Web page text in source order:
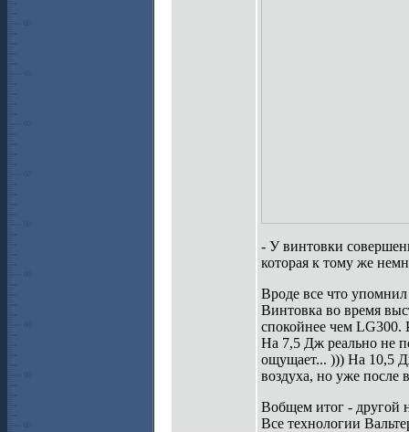
- У винтовки
которая к тому же
Вроде все что
Винтовка во время
спокойнее чем LG300.
На 7,5 Дж реально не
ощущает... ))) На 10,5
воздуха, но уже после
Вобщем итог - другой
Все технологии